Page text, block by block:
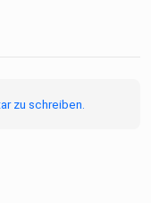
zu schreiben.